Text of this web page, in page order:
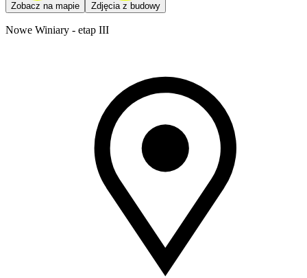
Zobacz na mapie Zdjęcia z budowy
Nowe Winiary - etap III